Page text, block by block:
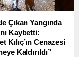
Çıkan Yangında
Kaybetti:
Kılıç’ın Cenazesi
Kaldırıldı”